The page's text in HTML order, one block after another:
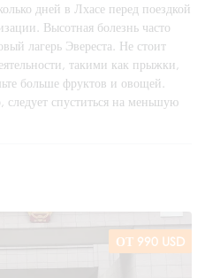
дней в Лхасе перед поездкой
Высотная болезнь часто
лагерь Эвереста. Не стоит
такими как прыжки,
больше фруктов и овощей.
следует спуститься на меньшую
ОТ 990 USD